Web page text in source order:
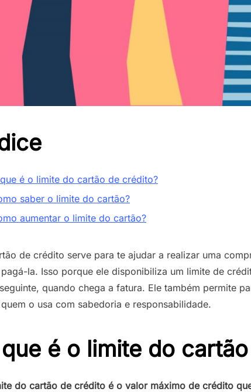
é o limite do cartão de crédito?
saber o limite do cartão?
aumentar o limite do cartão?
de crédito serve para te ajudar a realizar uma
la. Isso porque ele disponibiliza um limite de
quando chega a fatura. Ele também permite
o usa com sabedoria e responsabilidade.
é o limite do
do cartão de crédito é o valor máximo de crédito